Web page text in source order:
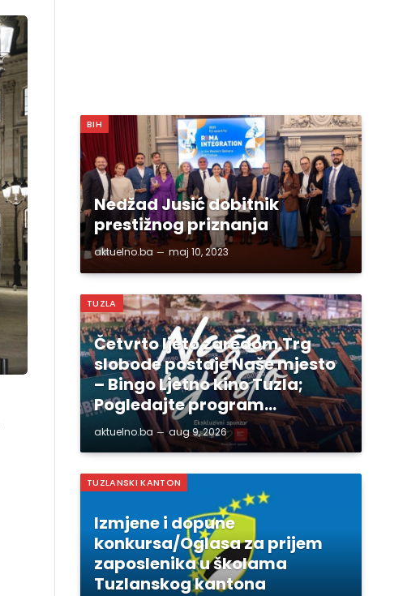
BIH
Nedžad Jusić dobitnik
prestižnog priznanja
aktuelno.ba maj 10, 2023
TUZLA
Četvrto ljeto zaredom Trg
slobode postaje Naše mjesto
– Bingo Ljetno kino Tuzla;
Pogledajte program…
aktuelno.ba aug 9, 2026
TUZLANSKI KANTON
Izmjene i dopune
konkursa/Oglasa za prijem
zaposlenika u školama
Tuzlanskog kantona